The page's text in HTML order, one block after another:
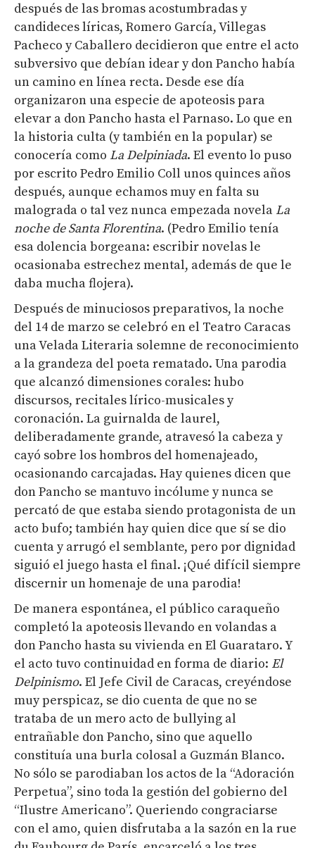
después de las bromas acostumbradas y
candideces líricas, Romero García, Villegas
Pacheco y Caballero decidieron que entre el acto
subversivo que debían idear y don Pancho había
un camino en línea recta. Desde ese día
organizaron una especie de apoteosis para
elevar a don Pancho hasta el Parnaso. Lo que en
la historia culta (y también en la popular) se
conocería como La Delpiniada. El evento lo puso
por escrito Pedro Emilio Coll unos quinces años
después, aunque echamos muy en falta su
malograda o tal vez nunca empezada novela La
noche de Santa Florentina. (Pedro Emilio tenía
esa dolencia borgeana: escribir novelas le
ocasionaba estrechez mental, además de que le
daba mucha flojera).
Después de minuciosos preparativos, la noche
del 14 de marzo se celebró en el Teatro Caracas
una Velada Literaria solemne de reconocimiento
a la grandeza del poeta rematado. Una parodia
que alcanzó dimensiones corales: hubo
discursos, recitales lírico-musicales y
coronación. La guirnalda de laurel,
deliberadamente grande, atravesó la cabeza y
cayó sobre los hombros del homenajeado,
ocasionando carcajadas. Hay quienes dicen que
don Pancho se mantuvo incólume y nunca se
percató de que estaba siendo protagonista de un
acto bufo; también hay quien dice que sí se dio
cuenta y arrugó el semblante, pero por dignidad
siguió el juego hasta el final. ¡Qué difícil siempre
discernir un homenaje de una parodia!
De manera espontánea, el público caraqueño
completó la apoteosis llevando en volandas a
don Pancho hasta su vivienda en El Guarataro. Y
el acto tuvo continuidad en forma de diario: El
Delpinismo. El Jefe Civil de Caracas, creyéndose
muy perspicaz, se dio cuenta de que no se
trataba de un mero acto de bullying al
entrañable don Pancho, sino que aquello
constituía una burla colosal a Guzmán Blanco.
No sólo se parodiaban los actos de la “Adoración
Perpetua”, sino toda la gestión del gobierno del
“Ilustre Americano”. Queriendo congraciarse
con el amo, quien disfrutaba a la sazón en la rue